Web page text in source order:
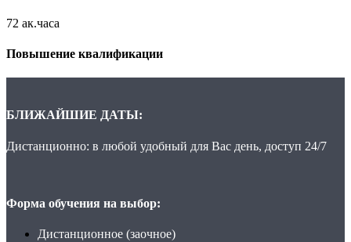
72 ак.часа
Повышение квалификации
БЛИЖАЙШИЕ ДАТЫ:
Дистанционно: в любой удобный для Вас день, доступ 24/7
Форма обучения на выбор:
Дистанционное (заочное)